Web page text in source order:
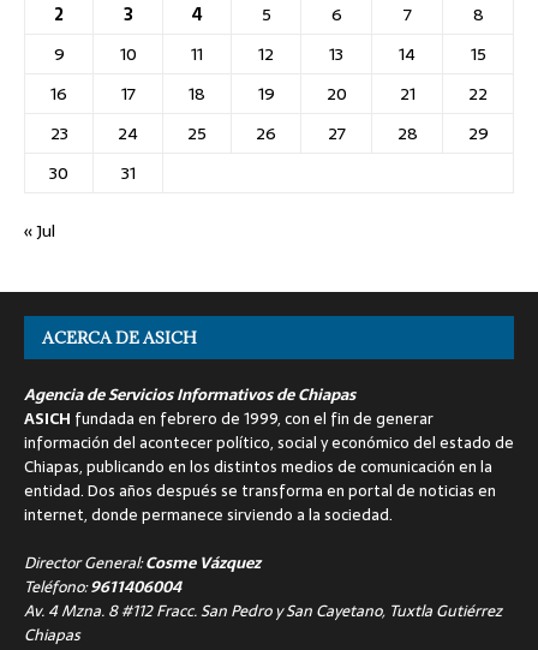
2
3 4 5 6 7
8
9
10 11 12 13 14
15
16
17 18 19 20 21
22
23
24 25 26 27 28
29
30
31
« Jul
ACERCA DE ASICH
Agencia de Servicios Informativos de Chiapas
ASICH fundada en febrero de 1999, con el fin de generar
información del acontecer político, social y económico del estado de
Chiapas, publicando en los distintos medios de comunicación en la
entidad. Dos años después se transforma en portal de noticias en
internet, donde permanece sirviendo a la sociedad.
Director General:Cosme Vázquez
Teléfono:9611406004
Av. 4 Mzna. 8 #112 Fracc. San Pedro y San Cayetano, Tuxtla Gutiérrez
Chiapas